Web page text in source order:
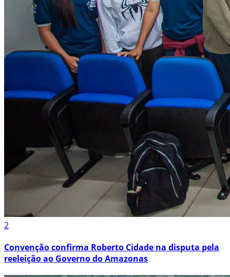
2
Convenção confirma Roberto Cidade na disputa pela
reeleição ao Governo do Amazonas